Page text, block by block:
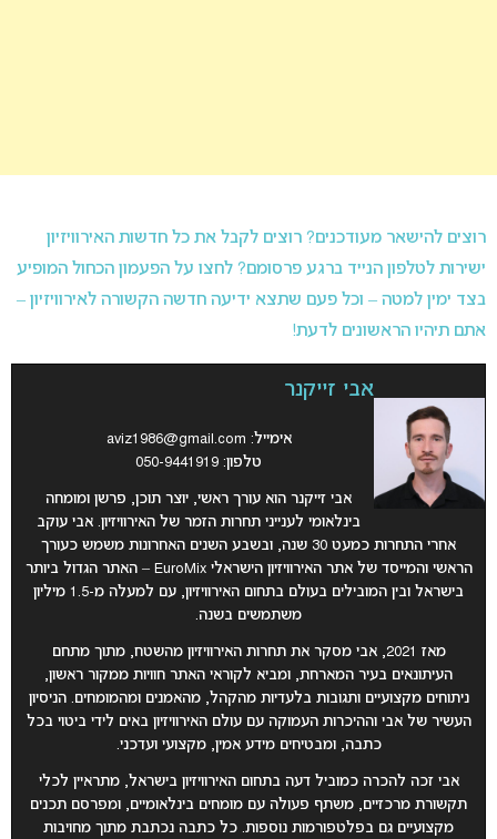
רוצים להישאר מעודכנים? רוצים לקבל את כל חדשות האירוויזיון
ישירות לטלפון הנייד ברגע פרסומם? לחצו על הפעמון הכחול המופיע
בצד ימין למטה – וכל פעם שתצא ידיעה חדשה הקשורה לאירוויזיון –
אתם תיהיו הראשונים לדעת!
אבי זייקנר
אימייל: aviz1986@gmail.com
טלפון: 050-9441919
אבי זייקנר הוא עורך ראשי, יוצר תוכן, פרשן ומומחה
בינלאומי לענייני תחרות הזמר של האירוויזיון. אבי עוקב
אחרי התחרות כמעט 30 שנה, ובשבע השנים האחרונות משמש כעורך
הראשי והמייסד של אתר האירוויזיון הישראלי EuroMix – האתר הגדול ביותר
בישראל ובין המובילים בעולם בתחום האירוויזיון, עם למעלה מ-1.5 מיליון
משתמשים בשנה.
מאז 2021, אבי מסקר את תחרות האירוויזיון מהשטח, מתוך מתחם
העיתונאים בעיר המארחת, ומביא לקוראי האתר חוויות ממקור ראשון,
ניתוחים מקצועיים ותגובות בלעדיות מהקהל, מהאמנים ומהמומחים. הניסיון
העשיר של אבי וההיכרות העמוקה עם עולם האירוויזיון באים לידי ביטוי בכל
כתבה, ומבטיחים מידע אמין, מקצועי ועדכני.
אבי זכה להכרה כמוביל דעה בתחום האירוויזיון בישראל, מתראיין לכלי
תקשורת מרכזיים, משתף פעולה עם מומחים בינלאומיים, ומפרסם תכנים
מקצועיים גם בפלטפורמות נוספות. כל כתבה נכתבת מתוך מחויבות